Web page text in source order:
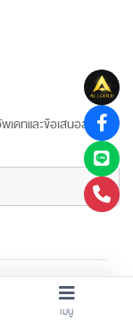
เดทและข้อเสนอล่าสุด
ARR Gold Trading
เมนู